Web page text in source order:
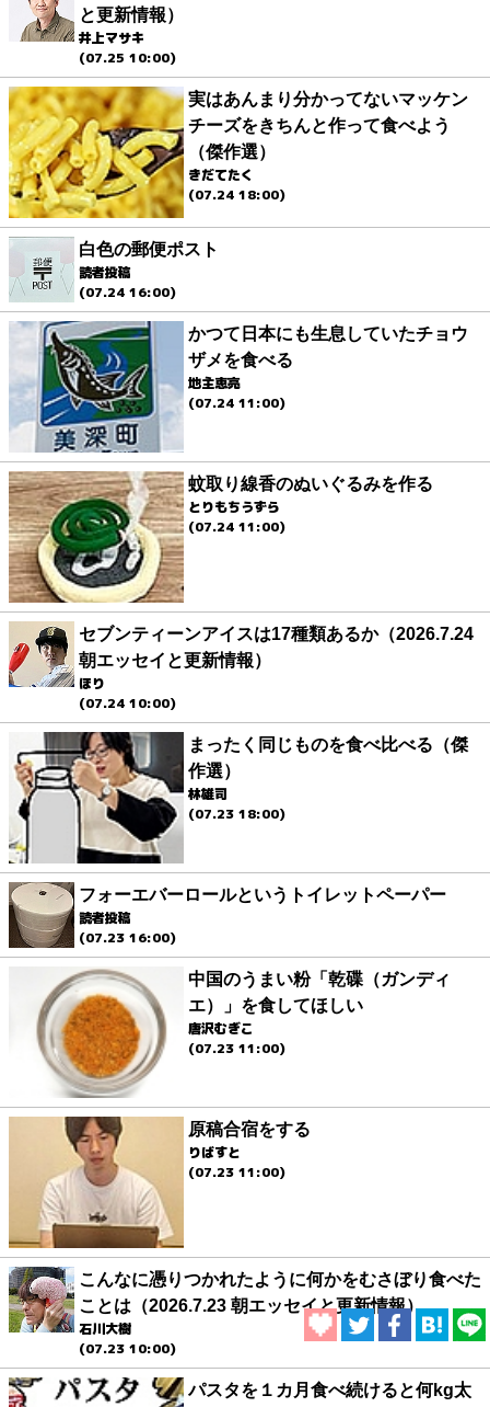
と更新情報）
井上マサキ
(07.25 10:00)
実はあんまり分かってないマッケン
チーズをきちんと作って食べよう
（傑作選）
きだてたく
(07.24 18:00)
白色の郵便ポスト
読者投稿
(07.24 16:00)
かつて日本にも生息していたチョウ
ザメを食べる
地主恵亮
(07.24 11:00)
蚊取り線香のぬいぐるみを作る
とりもちうずら
(07.24 11:00)
セブンティーンアイスは17種類あるか（2026.7.24
朝エッセイと更新情報）
ほり
(07.24 10:00)
まったく同じものを食べ比べる（傑
作選）
林雄司
(07.23 18:00)
フォーエバーロールというトイレットペーパー
読者投稿
(07.23 16:00)
中国のうまい粉「乾碟（ガンディ
エ）」を食してほしい
唐沢むぎこ
(07.23 11:00)
原稿合宿をする
りばすと
(07.23 11:00)
こんなに憑りつかれたように何かをむさぼり食べた
ことは（2026.7.23 朝エッセイと更新情報）
石川大樹
(07.23 10:00)
パスタを１カ月食べ続けると何kg太